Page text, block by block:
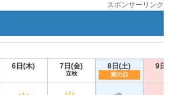
スポンサーリンク
6日(木) 7日(金)
立秋
8日(土)
寅の日
9日